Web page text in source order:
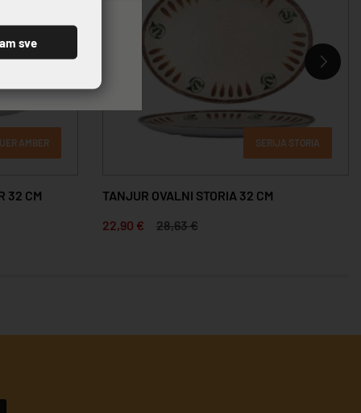
AMBER
32 CM
SERIJA STORIA
TANJUR OVALNI STORIA 32 CM
22,90 €
28,63 €
sve